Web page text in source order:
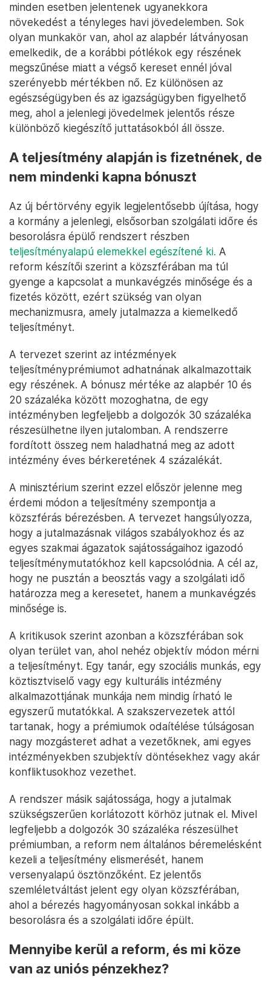
minden esetben jelentenek ugyanekkora
növekedést a tényleges havi jövedelemben. Sok
olyan munkakör van, ahol az alapbér látványosan
emelkedik, de a korábbi pótlékok egy részének
megszűnése miatt a végső kereset ennél jóval
szerényebb mértékben nő. Ez különösen az
egészségügyben és az igazságügyben figyelhető
meg, ahol a jelenlegi jövedelmek jelentős része
különböző kiegészítő juttatásokból áll össze.
A teljesítmény alapján is fizetnének, de
nem mindenki kapna bónuszt
Az új bértörvény egyik legjelentősebb újítása, hogy
a kormány a jelenlegi, elsősorban szolgálati időre és
besorolásra épülő rendszert részben
teljesítményalapú elemekkel egészítené ki. A
reform készítői szerint a közszférában ma túl
gyenge a kapcsolat a munkavégzés minősége és a
fizetés között, ezért szükség van olyan
mechanizmusra, amely jutalmazza a kiemelkedő
teljesítményt.
A tervezet szerint az intézmények
teljesítményprémiumot adhatnának alkalmazottaik
egy részének. A bónusz mértéke az alapbér 10 és
20 százaléka között mozoghatna, de egy
intézményben legfeljebb a dolgozók 30 százaléka
részesülhetne ilyen jutalomban. A rendszerre
fordított összeg nem haladhatná meg az adott
intézmény éves bérkeretének 4 százalékát.
A minisztérium szerint ezzel először jelenne meg
érdemi módon a teljesítmény szempontja a
közszférás bérezésben. A tervezet hangsúlyozza,
hogy a jutalmazásnak világos szabályokhoz és az
egyes szakmai ágazatok sajátosságaihoz igazodó
teljesítménymutatókhoz kell kapcsolódnia. A cél az,
hogy ne pusztán a beosztás vagy a szolgálati idő
határozza meg a keresetet, hanem a munkavégzés
minősége is.
A kritikusok szerint azonban a közszférában sok
olyan terület van, ahol nehéz objektív módon mérni
a teljesítményt. Egy tanár, egy szociális munkás, egy
köztisztviselő vagy egy kulturális intézmény
alkalmazottjának munkája nem mindig írható le
egyszerű mutatókkal. A szakszervezetek attól
tartanak, hogy a prémiumok odaítélése túlságosan
nagy mozgásteret adhat a vezetőknek, ami egyes
intézményekben szubjektív döntésekhez vagy akár
konfliktusokhoz vezethet.
A rendszer másik sajátossága, hogy a jutalmak
szükségszerűen korlátozott körhöz jutnak el. Mivel
legfeljebb a dolgozók 30 százaléka részesülhet
prémiumban, a reform nem általános béremelésként
kezeli a teljesítmény elismerését, hanem
versenyalapú ösztönzőként. Ez jelentős
szemléletváltást jelent egy olyan közszférában,
ahol a bérezés hagyományosan sokkal inkább a
besorolásra és a szolgálati időre épült.
Mennyibe kerül a reform, és mi köze
van az uniós pénzekhez?